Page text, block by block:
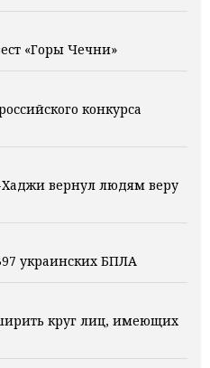
«Горы Чечни»
конкурса
вернул людям веру
украинских БПЛА
круг лиц, имеющих